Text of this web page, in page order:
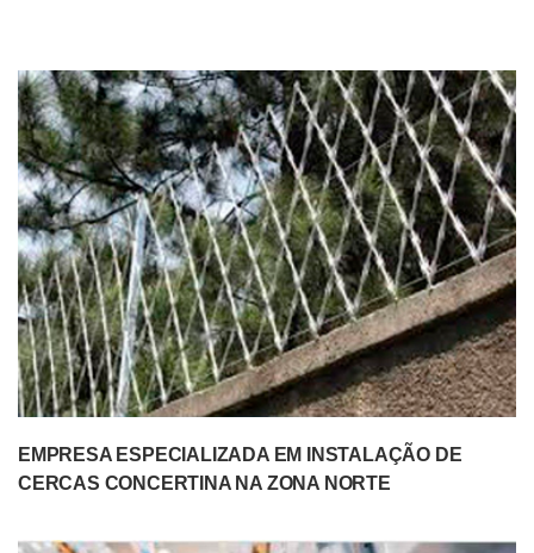
EMPRESA ESPECIALIZADA EM INSTALAÇÃO DE
CERCAS CONCERTINA NA ZONA NORTE